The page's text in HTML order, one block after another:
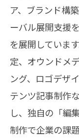
ア、ブランド構
ーバル展開支援
を展開していま
定、オウンドメ
ング、ロゴデザ
テンツ記事制作
し、独自の「編
制作で企業の課